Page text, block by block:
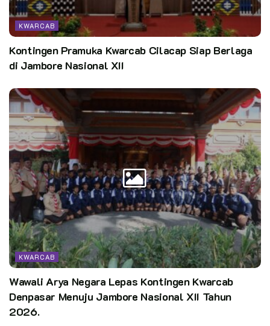
KWARCAB
Kontingen Pramuka Kwarcab Cilacap Siap Berlaga
di Jambore Nasional XII
KWARCAB
Wawali Arya Negara Lepas Kontingen Kwarcab
Denpasar Menuju Jambore Nasional XII Tahun
2026.